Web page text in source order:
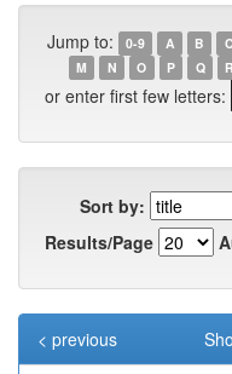
Jump to: 0-9 A B C
M
N O P Q R
or enter first few letters:
Sort by:
Results/Page
< previous